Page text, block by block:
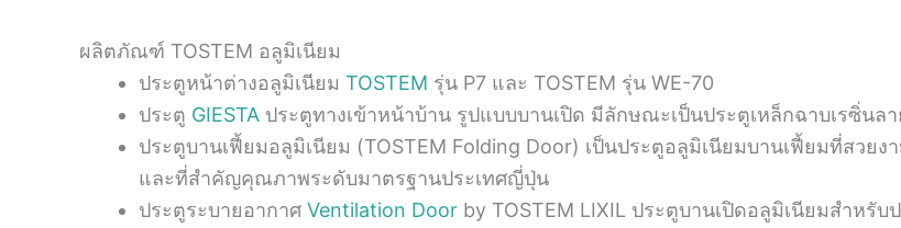
ผลิตภัณฑ์ TOSTEM อลูมิเนียม
ประตูหน้าต่างอลูมิเนียม TOSTEM รุ่น P7 และ TOSTEM รุ่น WE-70
ประตู GIESTA ประตูทางเข้าหน้าบ้าน รูปแบบบานเปิด มีลักษณะเป็นประตูเหล็กฉาบเรซิ่น
ประตูบานเฟี้ยมอลูมิเนียม (TOSTEM Folding Door) เป็นประตูอลูมิเนียมบานเฟี้ยมที่สวย
และที่สำคัญคุณภาพระดับมาตรฐานประเทศญี่ปุ่น
ประตูระบายอากาศ Ventilation Door by TOSTEM LIXIL ประตูบานเปิดอลูมิเนียมสำหรั